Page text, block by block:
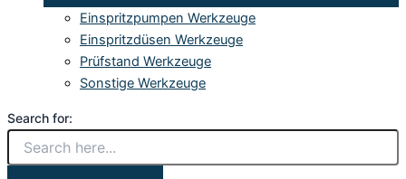
Einspritzpumpen Werkzeuge
Einspritzdüsen Werkzeuge
Prüfstand Werkzeuge
Sonstige Werkzeuge
Search for: